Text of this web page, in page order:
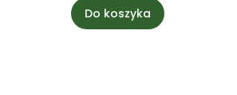
Do koszyka